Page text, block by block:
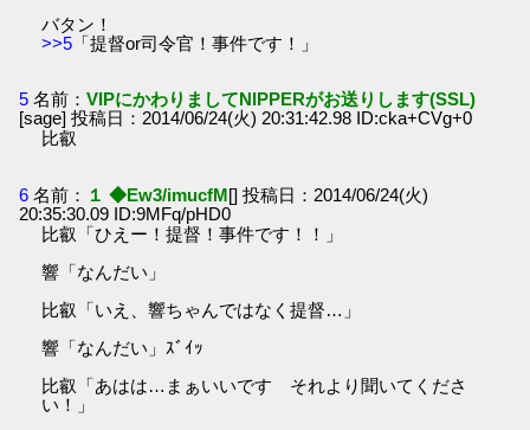
バタン！
>>5 「提督or司令官！事件です！」
5 名前：VIPにかわりましてNIPPERがお送りします(SSL)
[sage] 投稿日：2014/06/24(火) 20:31:42.98 ID:cka+CVg+0
比叡
6 名前： １ ◆Ew3/imucfM[] 投稿日：2014/06/24(火)
20:35:30.09 ID:9MFq/pHD0
比叡「ひえー！提督！事件です！！」
響「なんだい」
比叡「いえ、響ちゃんではなく提督…」
響「なんだい」ｽﾞｲｯ
比叡「あはは…まぁいいです それより聞いてくださ
い！」